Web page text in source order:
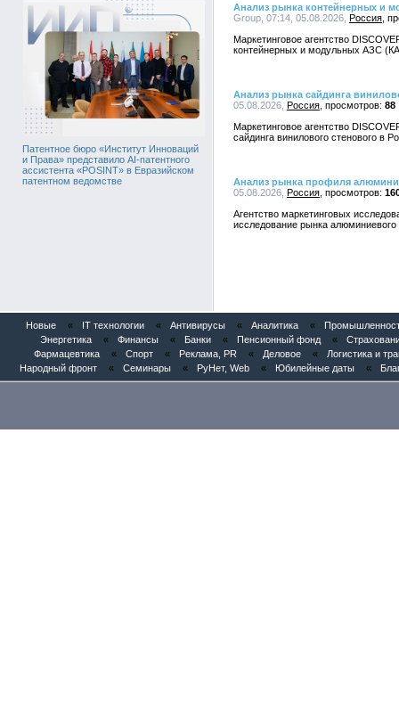
Патентное бюро «Институт Инноваций
и Права» представило AI-патентного
ассистента «POSINT» в Евразийском
патентном ведомстве
Анализ рынка контейнерных и
Group, 07:14, 05.08.2026, Россия
Маркетинговое агентство
контейнерных и модульных АЗС
Анализ рынка сайдинга
05.08.2026, Россия
88
Маркетинговое агентство
сайдинга винилового стенового в
Анализ рынка профиля
05.08.2026, Россия
Агентство маркетинговых
исследование рынка
Новые « IT технологии « Антивирусы « Аналитика «
Энергетика
« Финансы « Банки « Пенсионный фонд «
Фармацевтика
« Спорт « Реклама, PR « Деловое «
Логистика и
Народный фронт
« Семинары « РуНет, Web « Юбилейные даты «